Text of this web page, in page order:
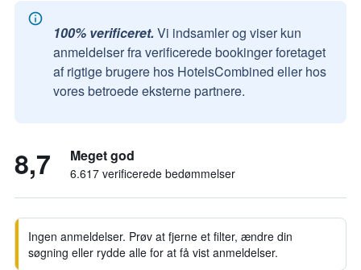
100% verificeret. Vi indsamler og viser kun
anmeldelser fra verificerede bookinger foretaget
af rigtige brugere hos HotelsCombined eller hos
vores betroede eksterne partnere.
8,7 Meget god
6.617 verificerede bedømmelser
Ingen anmeldelser. Prøv at fjerne et filter, ændre din
søgning eller rydde alle for at få vist anmeldelser.